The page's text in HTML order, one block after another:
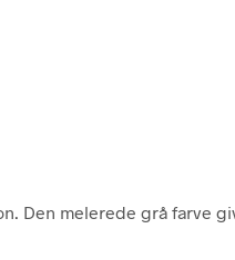
Den melerede grå farve